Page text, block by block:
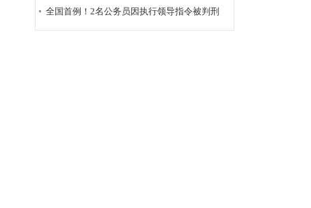
全国首例！2名公务员因执行领导指令被判刑